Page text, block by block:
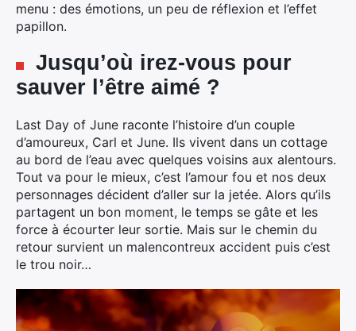
menu : des émotions, un peu de réflexion et l’effet
papillon.
Jusqu’où irez-vous pour
sauver l’être aimé ?
Last Day of June raconte l’histoire d’un couple
d’amoureux, Carl et June. Ils vivent dans un cottage
au bord de l’eau avec quelques voisins aux alentours.
Tout va pour le mieux, c’est l’amour fou et nos deux
personnages décident d’aller sur la jetée. Alors qu’ils
partagent un bon moment, le temps se gâte et les
force à écourter leur sortie. Mais sur le chemin du
retour survient un malencontreux accident puis c’est
le trou noir…